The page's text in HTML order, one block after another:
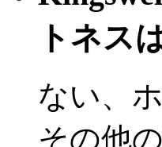
トネス
ない、
その他